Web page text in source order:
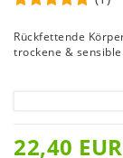
Rückfettende
trockene &
22,40 EUR